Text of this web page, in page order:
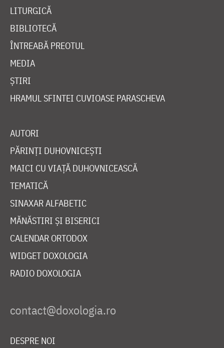
LITURGICĂ
BIBLIOTECĂ
ÎNTREABĂ PREOTUL
MEDIA
ȘTIRI
HRAMUL SFINTEI CUVIOASE PARASCHEVA
AUTORI
PĂRINȚI DUHOVNICEȘTI
MAICI CU VIAȚĂ DUHOVNICEASCĂ
TEMATICĂ
SINAXAR ALFABETIC
MĂNĂSTIRI ȘI BISERICI
CALENDAR ORTODOX
WIDGET DOXOLOGIA
RADIO DOXOLOGIA
DESPRE NOI